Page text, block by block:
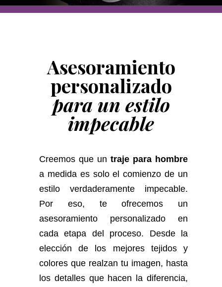
Asesoramiento
personalizado
para un estilo
impecable
Creemos que un traje para hombre
a medida es solo el comienzo de un
estilo verdaderamente impecable.
Por eso, te ofrecemos un
asesoramiento personalizado en
cada etapa del proceso. Desde la
elección de los mejores tejidos y
colores que realzan tu imagen, hasta
los detalles que hacen la diferencia,